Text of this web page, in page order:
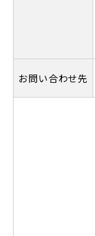
お問い合わせ先